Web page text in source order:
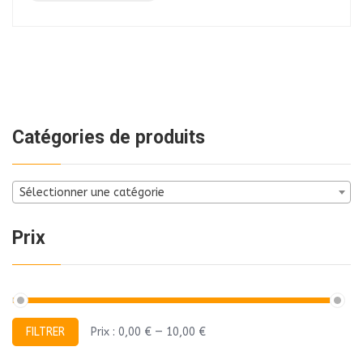
Catégories de produits
Sélectionner une catégorie
Prix
Prix
min
Prix
max
FILTRER Prix : 0,00 € — 10,00 €